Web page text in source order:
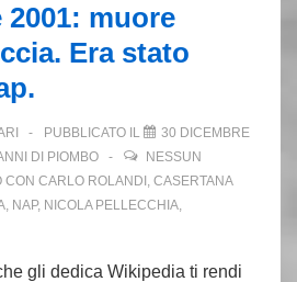
muore
Era stato
PUBBLICATO IL
30 DICEMBRE
DI PIOMBO
NESSUN
CON CARLO ROLANDI , CASERTANA
, NAP, NICOLA PELLECCHIA,
gli dedica Wikipedia ti rendi